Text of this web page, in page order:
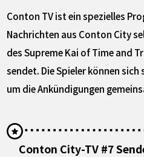
Conton TV ist ein spezielles
Nachrichten aus Conton City
des Supreme Kai of Time and
sendet. Die Spieler können
um die Ankündigungen
Conton City-TV #7